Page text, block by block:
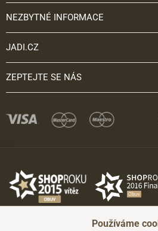
NEZBYTNÉ INFORMACE
JADI.CZ
ZEPTEJTE SE NÁS
Používáme